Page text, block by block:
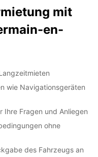
mit
en-
wie Navigationsgeräten
Ihre Fragen und Anliegen
ohne
des Fahrzeugs an